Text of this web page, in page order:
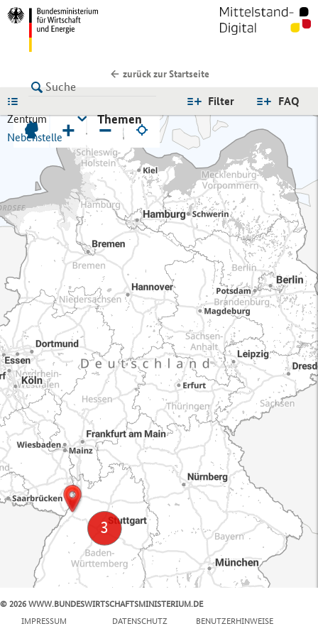
zurück zur Startseite
FAQ
Filter
Zentrum
Nebenstelle
Themen
+ −
© 2026 WWW.BUNDESWIRTSCHAFTSMINISTERIUM.DE
IMPRESSUM
DATENSCHUTZ BENUTZERHINWEISE